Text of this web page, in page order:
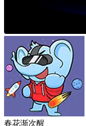
春花渐次醒